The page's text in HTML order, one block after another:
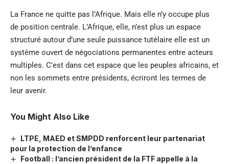
La France ne quitte pas l’Afrique. Mais elle n’y occupe plus
de position centrale. L’Afrique, elle, n’est plus un espace
structuré autour d’une seule puissance tutélaire elle est un
système ouvert de négociations permanentes entre acteurs
multiples. C’est dans cet espace que les peuples africains, et
non les sommets entre présidents, écriront les termes de
leur avenir.
You Might Also Like
LTPE, MAED et SMPDD renforcent leur partenariat
pour la protection de l’enfance
Football : l’ancien président de la FTF appelle à la